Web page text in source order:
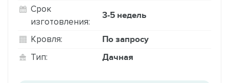
Срок
изготовления:
3-5 недель
Кровля: По запросу
Тип: Дачная